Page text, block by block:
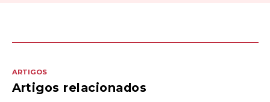
ARTIGOS
Artigos relacionados